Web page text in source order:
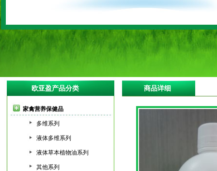
欧亚盈产品分类
家禽营养保健品
多维系列
液体多维系列
液体草本植物油系列
其他系列
商品详细